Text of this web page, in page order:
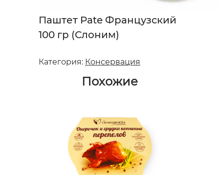
Паштет Pate Французский
100 гр (Слоним)
Категория: Консервация
Похожие